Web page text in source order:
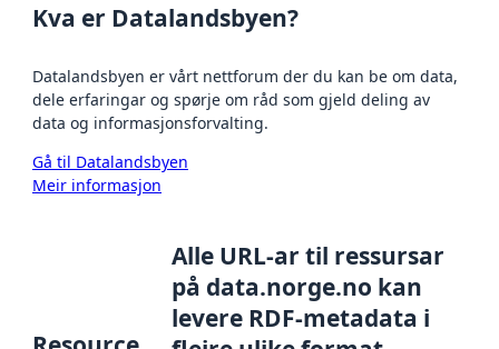
Kva er Datalandsbyen?
Datalandsbyen er vårt nettforum der du kan be om data,
dele erfaringar og spørje om råd som gjeld deling av
data og informasjonsforvalting.
Gå til Datalandsbyen
Meir informasjon
Alle URL-ar til ressursar
på data.norge.no kan
levere RDF-metadata i